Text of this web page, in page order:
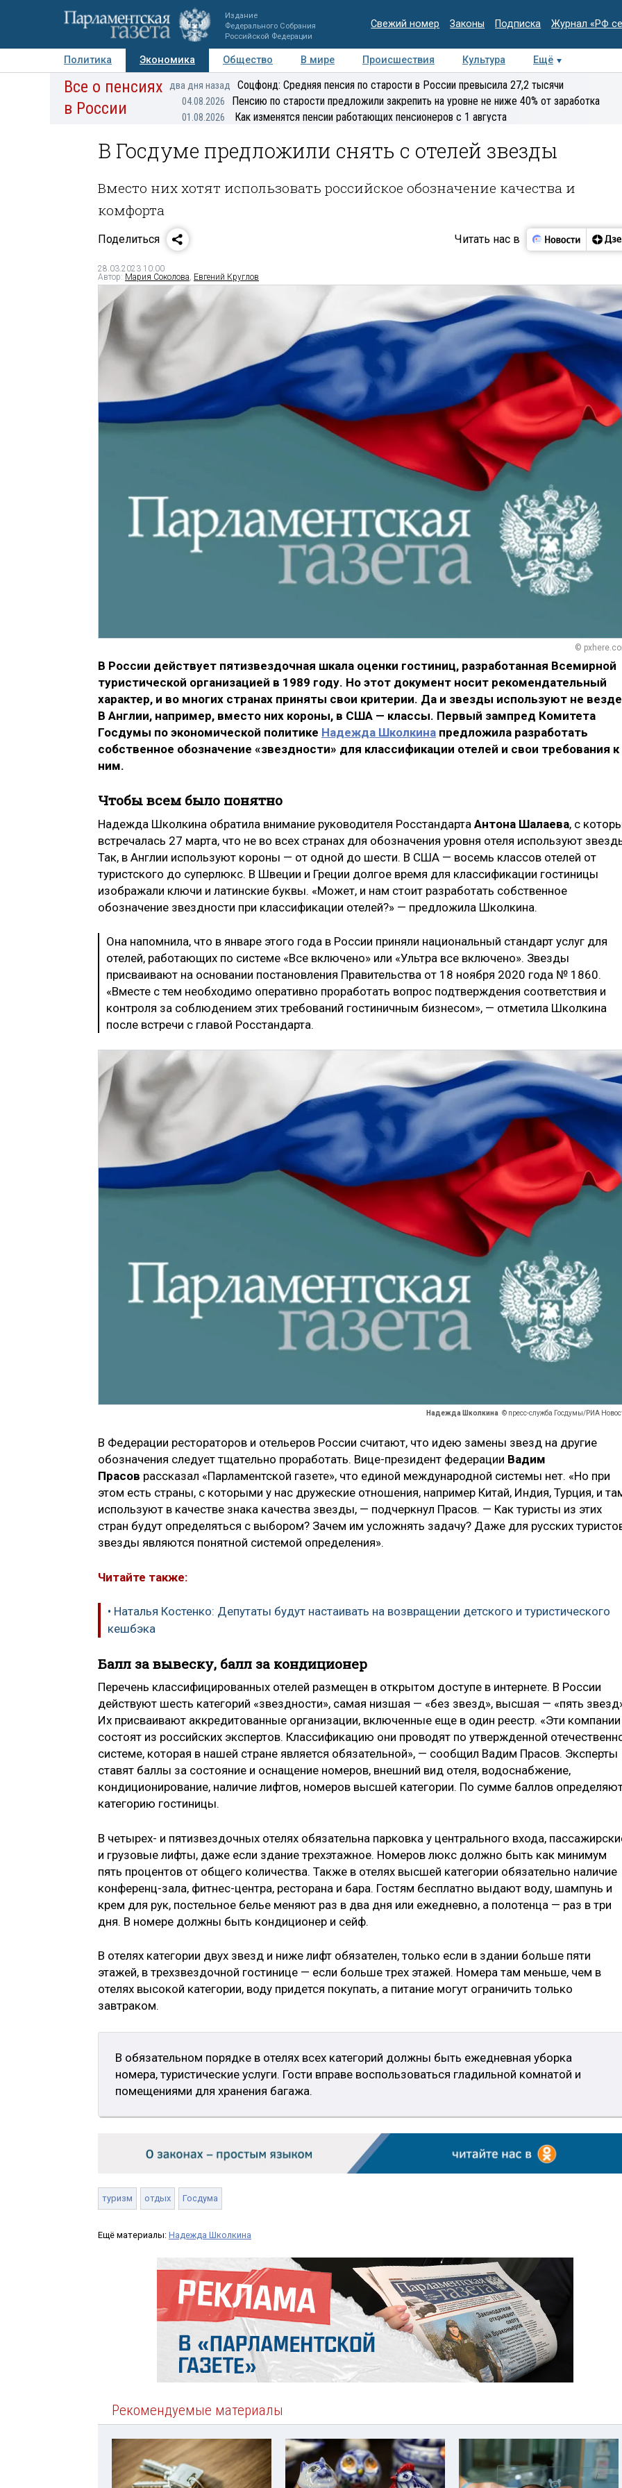
Издание
Федерального Собрания
Российской Федерации
Свежий номер Законы Подписка Журнал «РФ
Политика Экономика Общество В мире Происшествия Культура Ещё
Авторы Персоны Мнения Регионы Медиацентр Интервью Колумнисты
Все о пенсиях
в России
два дня назад Соцфонд: Средняя пенсия по старости в России превысила 27,2 тысячи
04.08.2026 Пенсию по старости предложили закрепить на уровне не ниже 40% от заработка
01.08.2026 Как изменятся пенсии работающих пенсионеров с 1 августа
В Госдуме предложили снять с отелей звезды
Вместо них хотят использовать российское обозначение качества и
комфорта
Поделиться Читать нас в
28.03.2023 10:00
Автор: Мария Соколова Евгений Круглов
©
В России действует пятизвездочная шкала оценки гостиниц, разработанная Всемирной
туристической организацией в 1989 году. Но этот документ носит рекомендательный
характер, и во многих странах приняты свои критерии. Да и звезды используют не
В Англии, например, вместо них короны, в США — классы. Первый зампред Комитета
Госдумы по экономической политике Надежда Школкина предложила разработать
собственное обозначение «звездности» для классификации отелей и свои требования к
ним.
Чтобы всем было понятно
Надежда Школкина обратила внимание руководителя Росстандарта Антона Шалаева, с
встречалась 27 марта, что не во всех странах для обозначения уровня отеля используют
Так, в Англии используют короны — от одной до шести. В США — восемь классов отелей от
туристского до суперлюкс. В Швеции и Греции долгое время для классификации гостиницы
изображали ключи и латинские буквы. «Может, и нам стоит разработать собственное
обозначение звездности при классификации отелей?» — предложила Школкина.
Она напомнила, что в январе этого года в России приняли национальный стандарт услуг для
отелей, работающих по системе «Все включено» или «Ультра все включено». Звезды
присваивают на основании постановления Правительства от 18 ноября 2020 года № 1860.
«Вместе с тем необходимо оперативно проработать вопрос подтверждения соответствия и
контроля за соблюдением этих требований гостиничным бизнесом», — отметила Школкина
после встречи с главой Росстандарта.
Надежда Школкина © пресс-служба Госдумы/РИА
В Федерации рестораторов и отельеров России считают, что идею замены звезд на другие
обозначения следует тщательно проработать. Вице-президент федерации Вадим
Прасов рассказал «Парламентской газете», что единой международной системы нет. «Но при
этом есть страны, с которыми у нас дружеские отношения, например Китай, Индия, Турция, и
используют в качестве знака качества звезды, — подчеркнул Прасов. — Как туристы из этих
стран будут определяться с выбором? Зачем им усложнять задачу? Даже для русских
звезды являются понятной системой определения».
Читайте также:
• Наталья Костенко: Депутаты будут настаивать на возвращении детского и туристического
кешбэка
Балл за вывеску, балл за кондиционер
Перечень классифицированных отелей размещен в открытом доступе в интернете. В России
действуют шесть категорий «звездности», самая низшая — «без звезд», высшая — «пять
Их присваивают аккредитованные организации, включенные еще в один реестр. «Эти компании
состоят из российских экспертов. Классификацию они проводят по утвержденной
системе, которая в нашей стране является обязательной», — сообщил Вадим Прасов. Эксперты
ставят баллы за состояние и оснащение номеров, внешний вид отеля, водоснабжение,
кондиционирование, наличие лифтов, номеров высшей категории. По сумме баллов
категорию гостиницы.
В четырех- и пятизвездочных отелях обязательна парковка у центрального входа,
и грузовые лифты, даже если здание трехэтажное. Номеров люкс должно быть как минимум
пять процентов от общего количества. Также в отелях высшей категории обязательно наличие
конференц-зала, фитнес-центра, ресторана и бара. Гостям бесплатно выдают воду, шампунь и
крем для рук, постельное белье меняют раз в два дня или ежедневно, а полотенца — раз в три
дня. В номере должны быть кондиционер и сейф.
В отелях категории двух звезд и ниже лифт обязателен, только если в здании больше пяти
этажей, в трехзвездочной гостинице — если больше трех этажей. Номера там меньше, чем в
отелях высокой категории, воду придется покупать, а питание могут ограничить только
завтраком.
В обязательном порядке в отелях всех категорий должны быть ежедневная уборка
номера, туристические услуги. Гости вправе воспользоваться гладильной комнатой и
помещениями для хранения багажа.
туризм отдых Госдума
Ещё материалы: Надежда Школкина
Рекомендуемые материалы